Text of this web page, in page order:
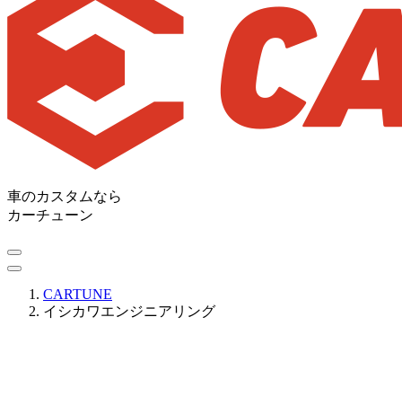
車のカスタムなら
カーチューン
CARTUNE
イシカワエンジニアリング